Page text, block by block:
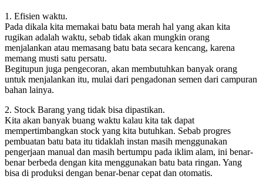
1. Efisien waktu.
Pada dikala kita memakai batu bata merah hal yang akan kita
rugikan adalah waktu, sebab tidak akan mungkin orang
menjalankan atau memasang batu bata secara kencang, karena
memang musti satu persatu.
Begitupun juga pengecoran, akan membutuhkan banyak orang
untuk menjalankan itu, mulai dari pengadonan semen dari campuran
bahan lainya.
2. Stock Barang yang tidak bisa dipastikan.
Kita akan banyak buang waktu kalau kita tak dapat
mempertimbangkan stock yang kita butuhkan. Sebab progres
pembuatan batu bata itu tidaklah instan masih menggunakan
pengerjaan manual dan masih bertumpu pada iklim alam, ini benar-
benar berbeda dengan kita menggunakan batu bata ringan. Yang
bisa di produksi dengan benar-benar cepat dan otomatis.